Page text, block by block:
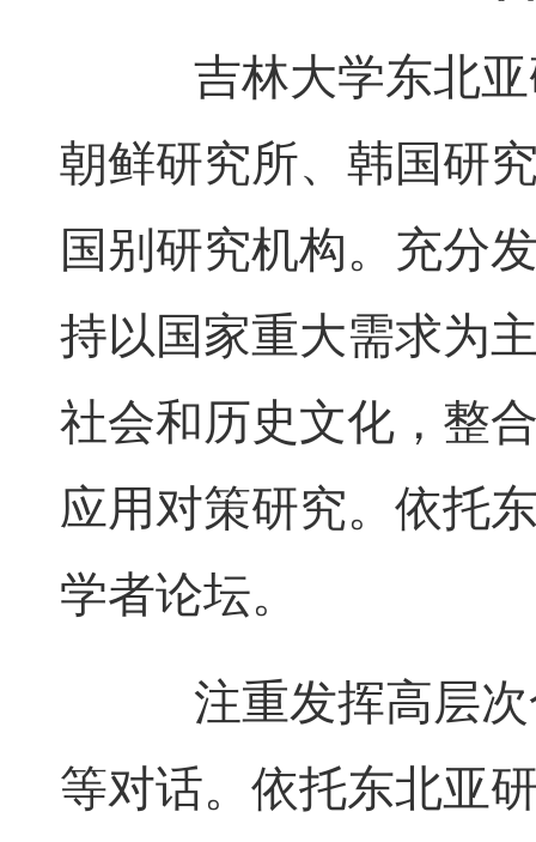
吉林大学东北亚
朝鲜研究所、韩国研
国别研究机构。充分
持以国家重大需求为
社会和历史文化，整
应用对策研究。依托
学者论坛。
注重发挥高层次
等对话。依托东北亚